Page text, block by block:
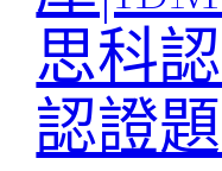
思科
認證